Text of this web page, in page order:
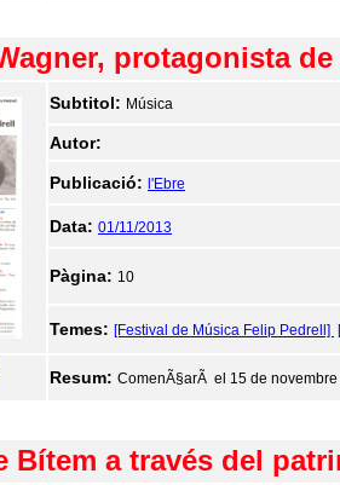
protagonista
Subtitol: Música
Autor:
Publicació: l'Ebre
Data: 01/11/2013
Pàgina: 10
Temes: [Festival de Música Felip Pedrell]
Resum: ComenÃ§arÃ el 15 de
Bítem a través del